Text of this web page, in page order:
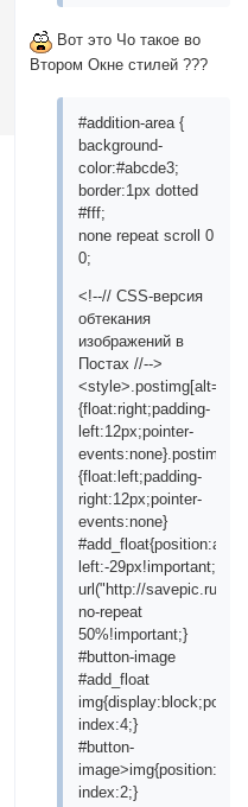
Вот это Чо такое во
Втором Окне стилей ???
#addition-area {
background-
color:#abcde3;
border:1px dotted
#fff;
none repeat scroll 0
0;
<!--// CSS-версия
обтекания
изображений в
Постах //-->
{float:right;padding-
left:12px;pointer-
{float:left;padding-
right:12px;pointer-
events:none}
left:-
url("http://savepic.ru/
no-repeat
50%!important;}
#button-image
#add_float
index:4;}
#button-
index:2;}